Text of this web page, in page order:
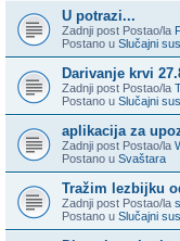
U potrazi...
Zadnji post Postao/la
Postano u Slučajni
Darivanje krvi
Zadnji post Postao/la
Postano u Slučajni
aplikacija za
Zadnji post Postao/la
Postano u Svaštara
Tražim lezbijku
Zadnji post Postao/la
Postano u Slučajni